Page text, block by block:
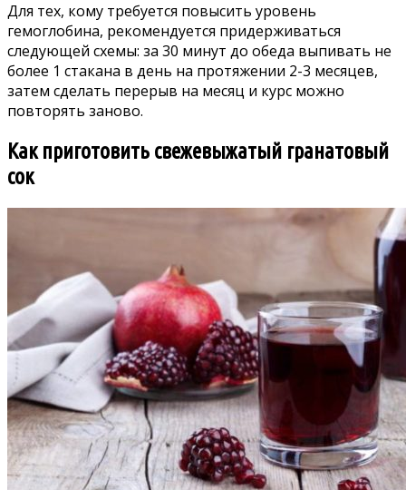
Для тех, кому требуется повысить уровень
гемоглобина, рекомендуется придерживаться
следующей схемы: за 30 минут до обеда выпивать не
более 1 стакана в день на протяжении 2-3 месяцев,
затем сделать перерыв на месяц и курс можно
повторять заново.
Как приготовить свежевыжатый гранатовый
сок